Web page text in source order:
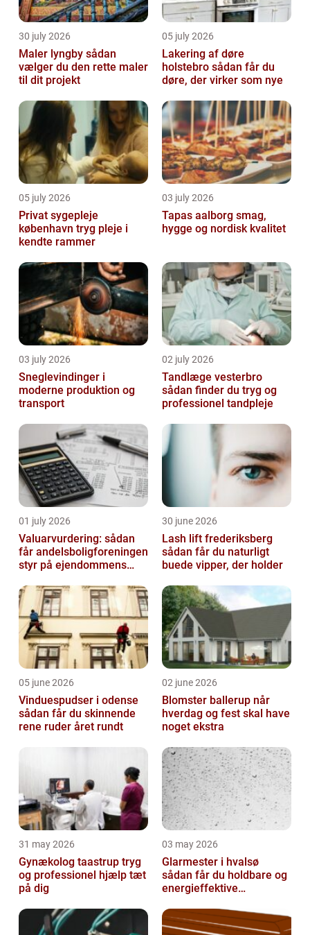
30 july 2026
Maler lyngby sådan
vælger du den rette maler
til dit projekt
05 july 2026
Lakering af døre
holstebro sådan får du
døre, der virker som nye
05 july 2026
Privat sygepleje
københavn tryg pleje i
kendte rammer
03 july 2026
Tapas aalborg smag,
hygge og nordisk kvalitet
03 july 2026
Sneglevindinger i
moderne produktion og
transport
02 july 2026
Tandlæge vesterbro
sådan finder du tryg og
professionel tandpleje
01 july 2026
Valuarvurdering: sådan
får andelsboligforeningen
styr på ejendommens
30 june 2026
Lash lift frederiksberg
sådan får du naturligt
buede vipper, der holder
05 june 2026
Vinduespudser i odense
sådan får du skinnende
rene ruder året rundt
02 june 2026
Blomster ballerup når
hverdag og fest skal have
noget ekstra
31 may 2026
Gynækolog taastrup tryg
og professionel hjælp tæt
på dig
03 may 2026
Glarmester i hvalsø
sådan får du holdbare og
energieffektive